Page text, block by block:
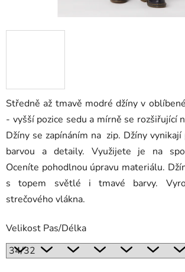
Středně až tmavě modré džíny v
- vyšší pozice sedu a mírně se rozšiřující
Džíny se zapínáním na zip. Džíny
barvou a detaily. Využijete je na
Oceníte pohodlnou úpravu materiálu.
s topem světlé i tmavé barvy.
strečového vlákna.
Velikost Pas/Délka